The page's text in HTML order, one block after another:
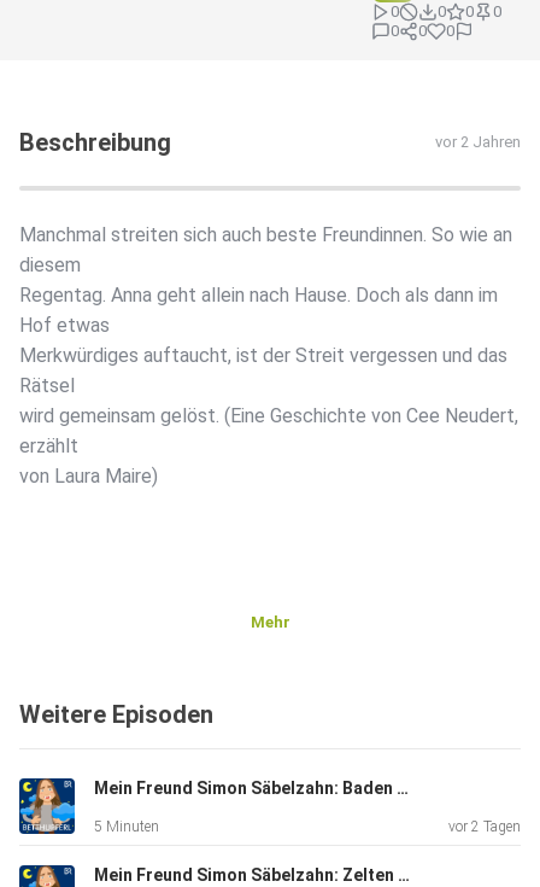
0 0 0
0
0
0 0
Beschreibung vor 2 Jahren
Manchmal streiten sich auch beste Freundinnen. So wie an
diesem
Regentag. Anna geht allein nach Hause. Doch als dann im
Hof etwas
Merkwürdiges auftaucht, ist der Streit vergessen und das
Rätsel
wird gemeinsam gelöst. (Eine Geschichte von Cee Neudert,
erzählt
von Laura Maire)
Mehr
Weitere Episoden
Mein Freund Simon Säbelzahn: Baden gehen | Eine Gute-Nacht-Geschichte ab 5 Jahren
5 Minuten vor 2 Tagen
Mein Freund Simon Säbelzahn: Zelten gehen | Eine Gute-Nacht-Geschichte ab 5 Jahren